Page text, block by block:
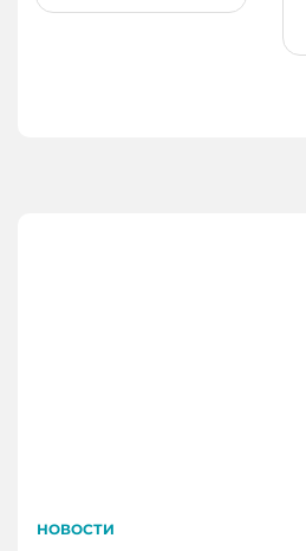
НОВОСТИ